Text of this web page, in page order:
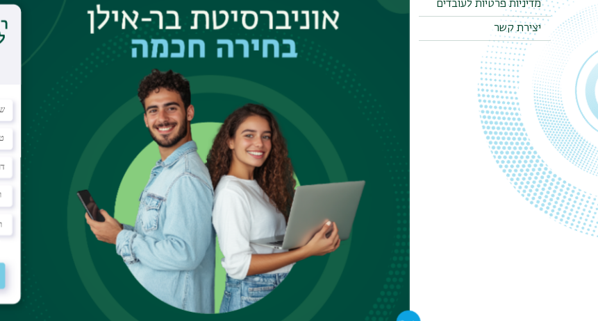
מדיניות פרטיות לעובדים
יצירת קשר
files/rules.pdf
.
לאחר שיש ברשותך שם משתמש וסיסמא תוכל להתחבר לפורטל האוניברסיטה
בפורטל בצד ימין למעלה יופיע לינק "המערכות שלי" ובו מערכות הרלוונטיות
המערכות" ולבחור מהרשימה המופיעה במערכות הנדרשות.